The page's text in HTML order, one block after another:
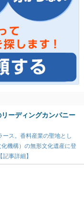
ーディングカンパニー
ス。香料産業の聖地とし
機構）の無形文化遺産に登
事詳細】